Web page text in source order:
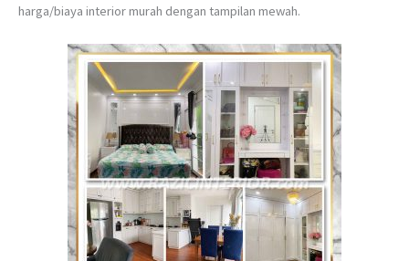
f -
harga/biaya interior murah dengan tampilan mewah.